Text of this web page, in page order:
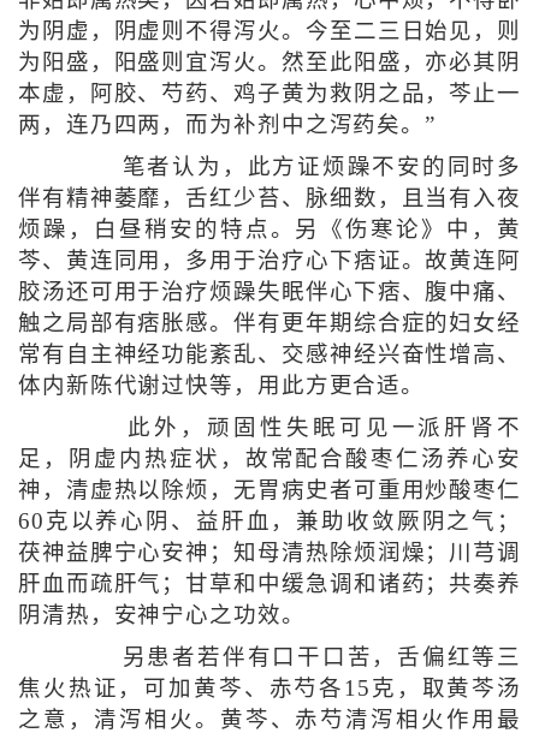
为阴虚，阴虚则不得泻火。今至二三日始见，则
为阳盛，阳盛则宜泻火。然至此阳盛，亦必其阴
本虚，阿胶、芍药、鸡子黄为救阴之品，芩止一
两，连乃四两，而为补剂中之泻药矣。”
笔者认为，此方证烦躁不安的同时多
伴有精神萎靡，舌红少苔、脉细数，且当有入夜
烦躁，白昼稍安的特点。另《伤寒论》中，黄
芩、黄连同用，多用于治疗心下痞证。故黄连阿
胶汤还可用于治疗烦躁失眠伴心下痞、腹中痛、
触之局部有痞胀感。伴有更年期综合症的妇女经
常有自主神经功能紊乱、交感神经兴奋性增高、
体内新陈代谢过快等，用此方更合适。
此外，顽固性失眠可见一派肝肾不
足，阴虚内热症状，故常配合酸枣仁汤养心安
神，清虚热以除烦，无胃病史者可重用炒酸枣仁
60克以养心阴、益肝血，兼助收敛厥阴之气；
茯神益脾宁心安神；知母清热除烦润燥；川芎调
肝血而疏肝气；甘草和中缓急调和诸药；共奏养
阴清热，安神宁心之功效。
另患者若伴有口干口苦，舌偏红等三
焦火热证，可加黄芩、赤芍各15克，取黄芩汤
之意，清泻相火。黄芩、赤芍清泻相火作用最